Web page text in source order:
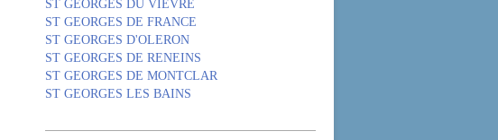
ST GEORGES DU VIEVRE
ST GEORGES DE FRANCE
ST GEORGES D'OLERON
ST GEORGES DE RENEINS
ST GEORGES DE MONTCLAR
ST GEORGES LES BAINS